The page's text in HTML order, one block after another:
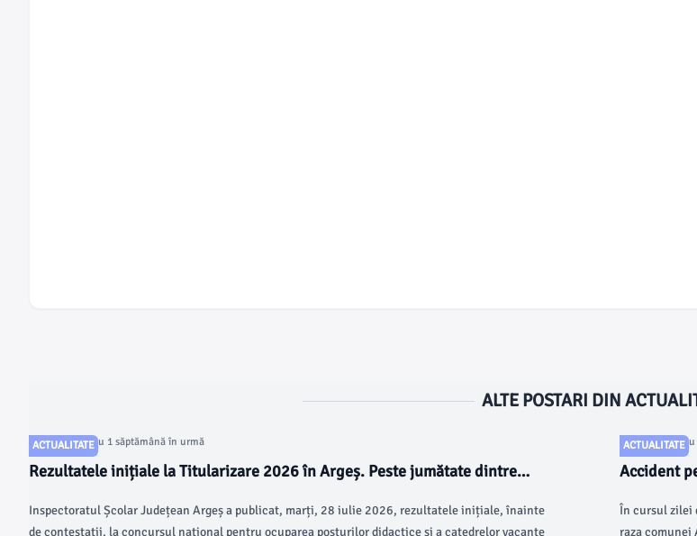
ALTE POSTARI DIN
ACTUALITATE
Articol postat cu 1 săptămână în urmă
Rezultatele inițiale la Titularizare 2026 în Argeș. Peste jumătate dintre
Inspectoratul Școlar Județean Argeș a publicat, marți, 28 iulie 2026, rezultatele inițiale, înainte
de contestații, la concursul național pentru ocuparea posturilor didactice și a catedrelor vacante
ACTUALITATE
Articol postat
Accident
În cursul zilei
raza